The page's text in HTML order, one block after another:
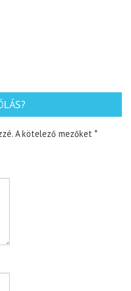
A kötelező mezőket*